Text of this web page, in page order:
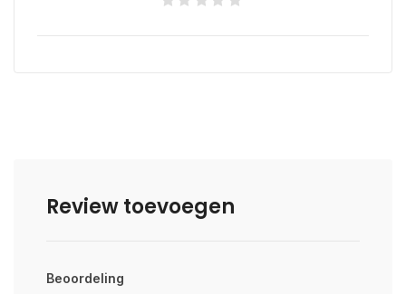
Review toevoegen
Beoordeling